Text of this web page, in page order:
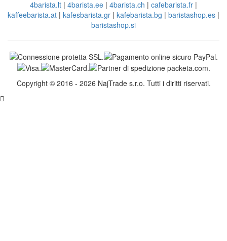
4barista.lt | 4barista.ee | 4barista.ch | cafebarista.fr |
kaffeebarista.at | kafesbarista.gr | kafebarista.bg | baristashop.es |
baristashop.si
Copyright © 2016 - 2026 NajTrade s.r.o. Tutti i diritti riservati.